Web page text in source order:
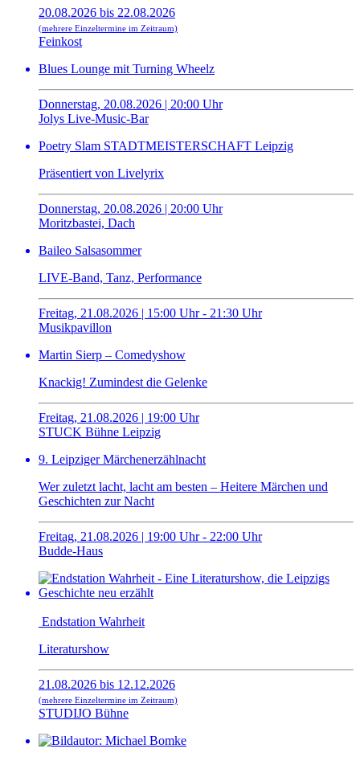
20.08.2026 bis 22.08.2026
(mehrere Einzeltermine im Zeitraum)
Feinkost
Blues Lounge mit Turning Wheelz
Donnerstag, 20.08.2026 | 20:00 Uhr
Jolys Live-Music-Bar
Poetry Slam STADTMEISTERSCHAFT Leipzig
Präsentiert von Livelyrix
Donnerstag, 20.08.2026 | 20:00 Uhr
Moritzbastei, Dach
Baileo Salsasommer
LIVE-Band, Tanz, Performance
Freitag, 21.08.2026 | 15:00 Uhr - 21:30 Uhr
Musikpavillon
Martin Sierp – Comedyshow
Knackig! Zumindest die Gelenke
Freitag, 21.08.2026 | 19:00 Uhr
STUCK Bühne Leipzig
9. Leipziger Märchenerzählnacht
Wer zuletzt lacht, lacht am besten – Heitere Märchen und
Geschichten zur Nacht
Freitag, 21.08.2026 | 19:00 Uhr - 22:00 Uhr
Budde-Haus
Endstation Wahrheit
Literaturshow
21.08.2026 bis 12.12.2026
(mehrere Einzeltermine im Zeitraum)
STUDIJO Bühne